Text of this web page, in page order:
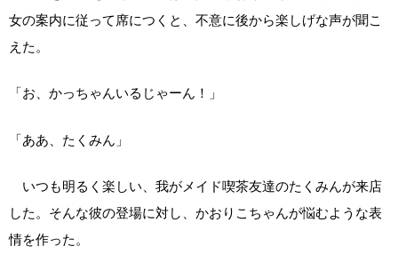
女の案内に従って席につくと、不意に後から楽しげな声が聞こ
えた。
「お、かっちゃんいるじゃーん！」
「ああ、たくみん」
いつも明るく楽しい、我がメイド喫茶友達のたくみんが来店
した。そんな彼の登場に対し、かおりこちゃんが悩むような表
情を作った。